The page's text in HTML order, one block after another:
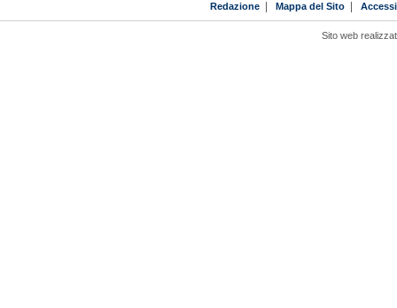
Redazione| Mappa del Sito|
Sito web